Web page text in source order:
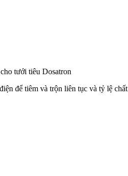
tưới tiêu Dosatron
để tiêm và trộn liên tục và tỷ lệ